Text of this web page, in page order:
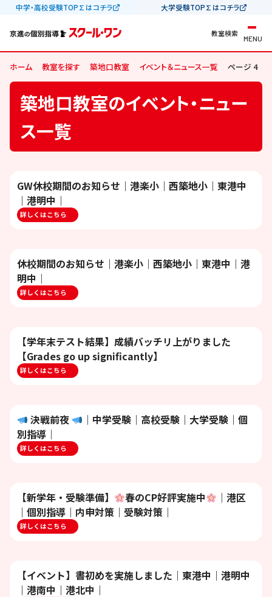
中学・高校受験TOP∑はコチラ 大学受験TOP∑はコチラ
教室検索
MENU
ホーム 教室を探す 築地口教室 イベント＆ニュース一覧 ページ 4
築地口教室のイベント・ニュー
ス一覧
GW休校期間のお知らせ｜港楽小｜西築地小｜東港中
｜港明中｜
詳しくはこちら
休校期間のお知らせ｜港楽小｜西築地小｜東港中｜港
明中｜
詳しくはこちら
【学年末テスト結果】成績バッチリ上がりました
【Grades go up significantly】
詳しくはこちら
決戦前夜
｜中学受験｜高校受験｜大学受験｜個
別指導｜
詳しくはこちら
【新学年・受験準備】 春のCP好評実施中
｜港区
｜個別指導｜内申対策｜受験対策｜
詳しくはこちら
【イベント】書初めを実施しました｜東港中｜港明中
｜港南中｜港北中｜